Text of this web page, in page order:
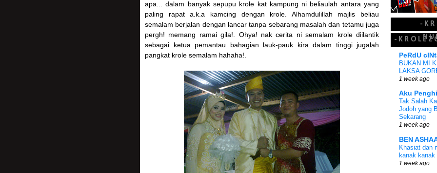
apa... dalam banyak sepupu krole kat kampung ni beliaulah antara yang
paling rapat a.k.a kamcing dengan krole. Alhamdulillah majlis beliau
semalam berjalan dengan lancar tanpa sebarang masalah dan tetamu juga
pergh! memang ramai gila!. Ohya! nak cerita ni semalam krole diilantik
sebagai ketua pemantau bahagian lauk-pauk kira dalam tinggi jugalah
pangkat krole semalam hahaha!.
-
-
PeRdU
BUKAN MI
LAKSA
1 week ago
Aku
Tak Salah
Jodoh yang
Sekarang
1 week ago
BEN
Khasiat dan
kanak kanak
1 week ago